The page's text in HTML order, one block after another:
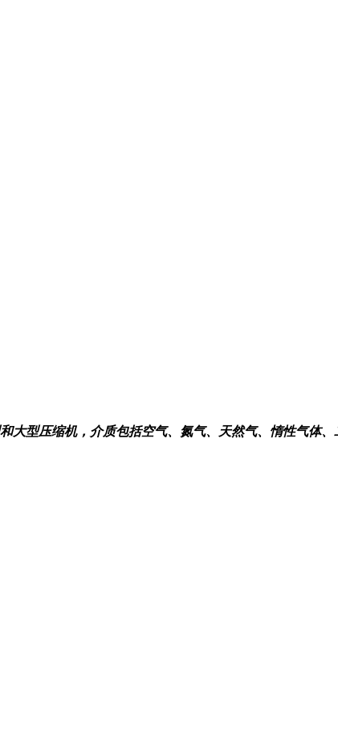
大型压缩机，介质包括空气、氮气、天然气、惰性气体